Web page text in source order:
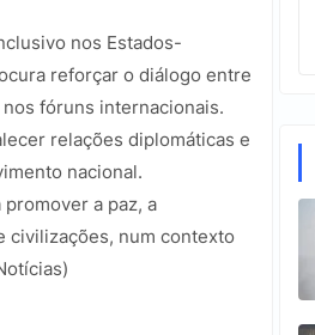
nos Estados-
reforçar o diálogo entre
fóruns internacionais.
relações diplomáticas e
nacional.
a paz, a
civilizações, num contexto